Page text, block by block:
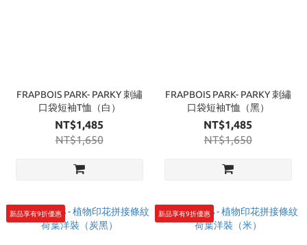
FRAPBOIS PARK- PARKY 刺繡
口袋短袖T恤（白）
NT$1,485
NT$1,650
FRAPBOIS PARK- PARKY 刺繡
口袋短袖T恤（黑）
NT$1,485
NT$1,650
新品享有9折優惠 新品享有9折優惠